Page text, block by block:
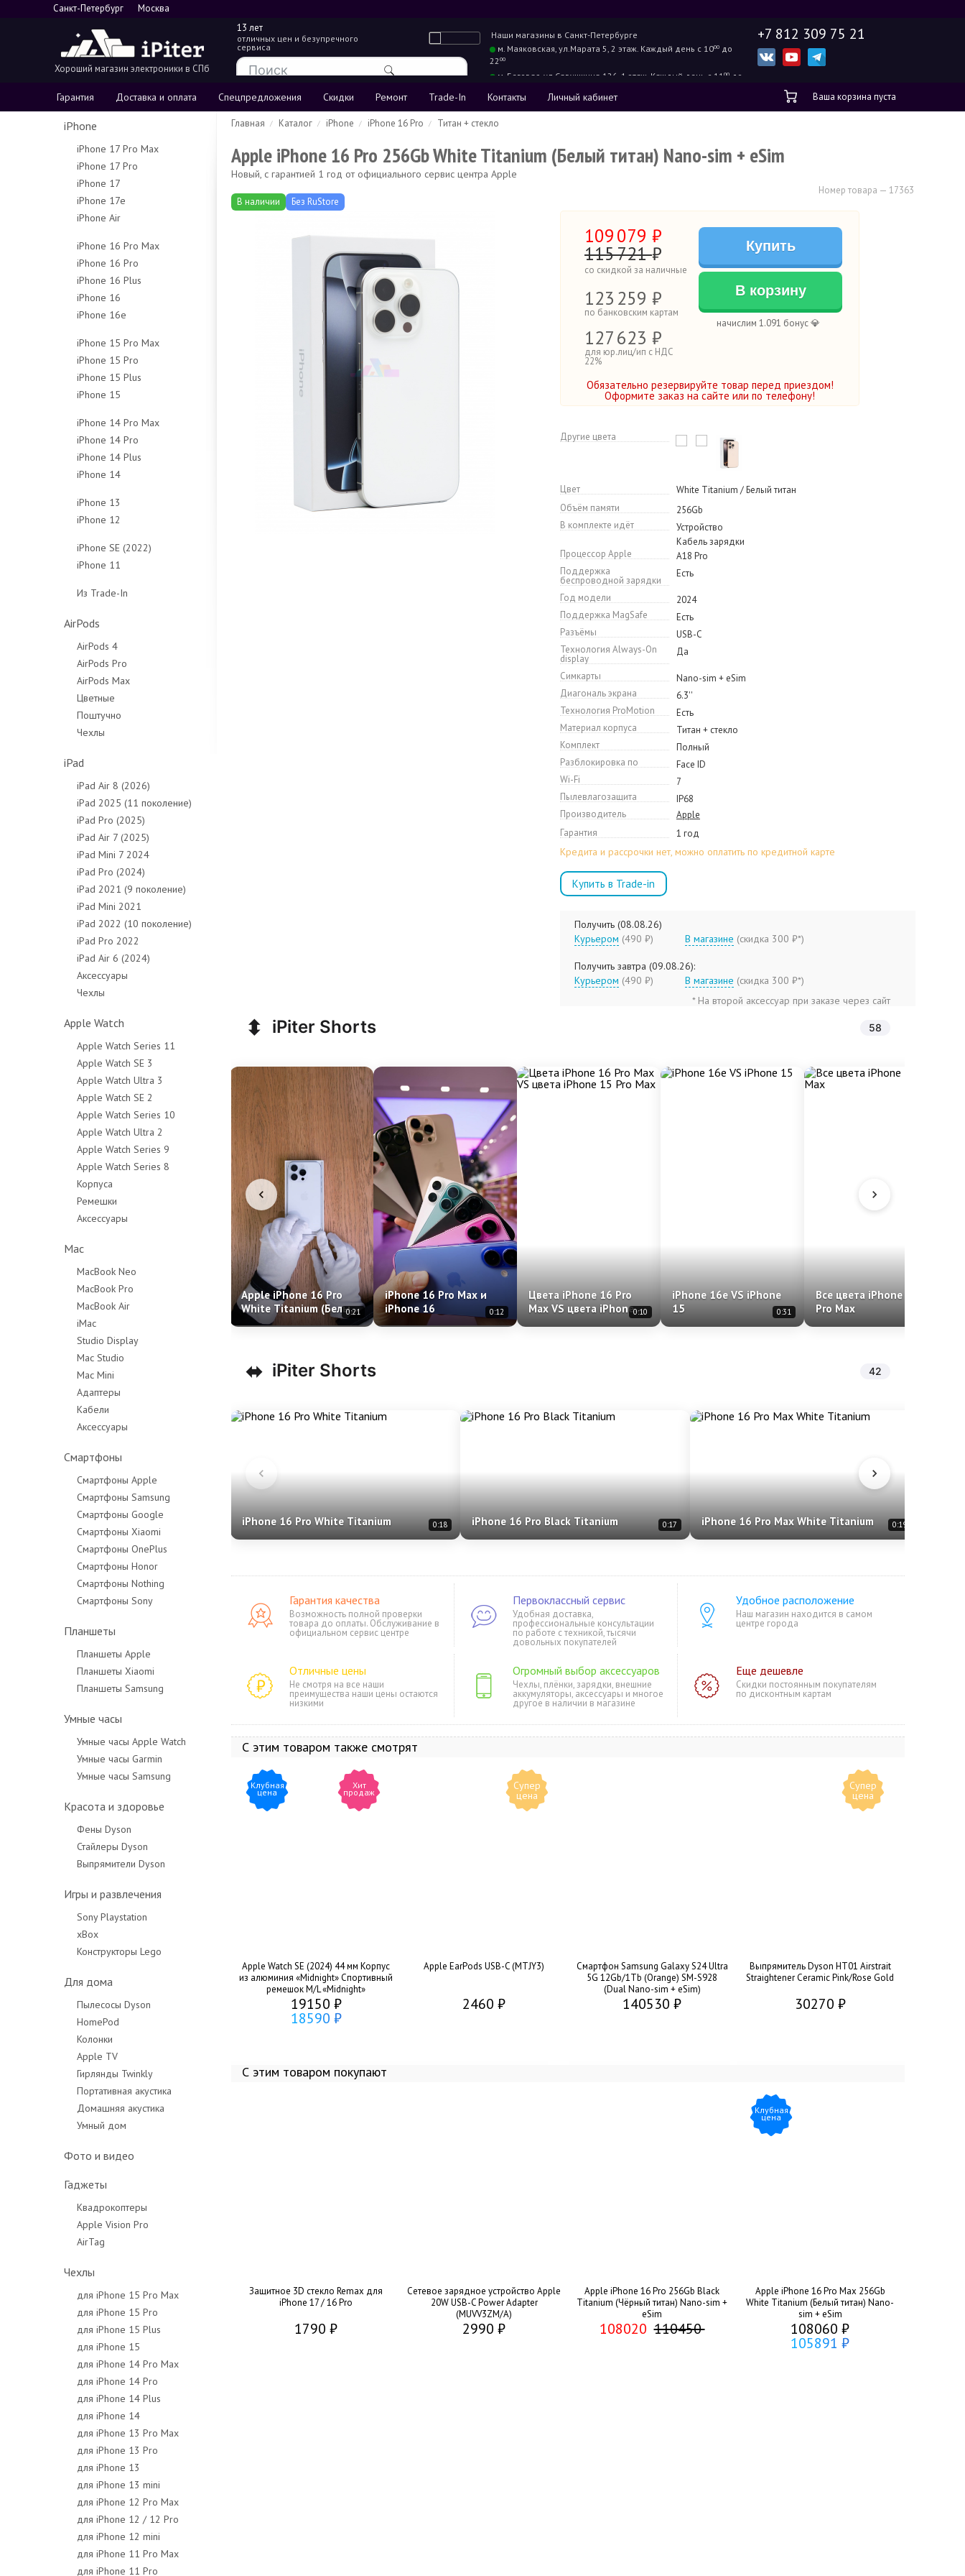
Санкт-Петербург Москва
Хороший магазин электроники в СПб
+7 812 309 75 21
Наши магазины в Санкт-Петербурге
м. Маяковская, ул.Марата 5, 2 этаж. Каждый день с 1000 до
2200
м. Беговая, ул.Савушкина 126, 1 этаж. Каждый день с 11 00 до
13 лет
отличных цен и безупречного
сервиса
Гарантия Доставка и оплата Спецпредложения Скидки Ремонт Trade-In Контакты Личный кабинет Ваша корзина пуста
iPhone
iPhone 17 Pro Max
256Gb
512Gb
1Tb
2Tb
iPhone 17 Pro
256Gb
512Gb
1Tb
iPhone 17
256Gb
512Gb
iPhone 17e
256Gb
iPhone Air
iPhone 16 Pro Max
256Gb
512Gb
1Tb
Чехлы
iPhone 16 Pro
128Gb
256Gb
512Gb
Чехлы
iPhone 16 Plus
128Gb
256Gb
Чехлы
iPhone 16
128Gb
Чехлы
iPhone 16e
Чехлы
iPhone 15 Pro Max
256Gb
512Gb
1Tb
Чехлы
iPhone 15 Pro
128Gb
256Gb
Чехлы
iPhone 15 Plus
128Gb
Чехлы
iPhone 15
Чехлы
iPhone 14 Pro Max
128Gb
256Gb
512Gb
Чехлы
iPhone 14 Pro
128Gb
256Gb
iPhone 14 Plus
128Gb
iPhone 14
Чехлы
iPhone 13
128Gb
iPhone 12
Чехлы
iPhone SE (2022)
64Gb
Чехлы
Защитные стёкла
iPhone 11
Чехлы
Из Trade-In
AirPods
AirPods 4
AirPods Pro
AirPods Max
Цветные
Поштучно
Чехлы
iPad
iPad Air 8 (2026)
iPad 2025 (11 поколение)
iPad Pro (2025)
iPad Air 7 (2025)
iPad Mini 7 2024
iPad Pro (2024)
iPad 2021 (9 поколение)
iPad Mini 2021
iPad 2022 (10 поколение)
iPad Pro 2022
iPad Air 6 (2024)
Аксессуары
Чехлы
Apple Watch
Apple Watch Series 11
Apple Watch SE 3
Apple Watch Ultra 3
Apple Watch SE 2
Apple Watch Series 10
Apple Watch Ultra 2
Apple Watch Series 9
Apple Watch Series 8
Корпуса
Ремешки
Аксессуары
Mac
MacBook Neo
MacBook Pro
MacBook Pro 14"
MacBook Pro 16"
MacBook Air
iMac
Studio Display
Mac Studio
Mac Mini
Адаптеры
Кабели
Аксессуары
Смартфоны
Смартфоны Apple
Смартфоны Samsung
Смартфоны Google
Смартфоны Xiaomi
Смартфоны OnePlus
Смартфоны Honor
Смартфоны Nothing
Смартфоны Sony
Планшеты
Планшеты Apple
Планшеты Xiaomi
Планшеты Samsung
Умные часы
Умные часы Apple Watch
Умные часы Garmin
Умные часы Samsung
Красота и здоровье
Фены Dyson
Стайлеры Dyson
Выпрямители Dyson
Игры и развлечения
Sony Playstation
xBox
Конструкторы Lego
Для дома
Пылесосы Dyson
HomePod
Колонки
Apple TV
Гирлянды Twinkly
Портативная акустика
Домашняя акустика
Умный дом
Фото и видео
Гаджеты
Квадрокоптеры
Apple Vision Pro
AirTag
Чехлы
для iPhone 15 Pro Max
для iPhone 15 Pro
для iPhone 15 Plus
для iPhone 15
для iPhone 14 Pro Max
для iPhone 14 Pro
для iPhone 14 Plus
для iPhone 14
для iPhone 13 Pro Max
для iPhone 13 Pro
для iPhone 13
для iPhone 13 mini
для iPhone 12 Pro Max
для iPhone 12 / 12 Pro
для iPhone 12 mini
для iPhone 11 Pro Max
для iPhone 11 Pro
Главная Каталог iPhone iPhone 16 Pro Титан + стекло
Apple iPhone 16 Pro 256Gb White Titanium (Белый титан) Nano-sim + eSim
Новый, с гарантией 1 год от официального сервис центра Apple
В наличии Без RuStore
Номер товара — 17363
109079 ₽
115721₽
со скидкой за наличные
123 259 ₽
по банковским картам
127623 ₽
для юр.лиц/ип с НДС
22%
Купить
В корзину
начислим 1.091 бонус 💎
Обязательно резервируйте товар перед приездом!
Оформите заказ на сайте или по телефону!
Другие цвета
Цвет
White Titanium / Белый титан
Объём памяти
256Gb
В комплекте идёт
Устройство
Кабель зарядки
Процессор Apple
A18 Pro
Поддержка
беспроводной зарядки
Есть
Год модели
2024
Поддержка MagSafe
Есть
Разъёмы
USB-C
Технология Always-On
display
Да
Симкарты
Nano-sim + eSim
Диагональ экрана
6.3''
Технология ProMotion
Есть
Материал корпуса
Титан + стекло
Комплект
Полный
Разблокировка по
Face ID
Wi-Fi
7
Пылевлагозащита
IP68
Производитель
Apple
Гарантия
1 год
Кредита и рассрочки нет, можно оплатить по кредитной карте
Купить в Trade-in
Получить (08.08.26)
Курьером (490 ₽) В магазине (скидка 300 ₽*)
Получить завтра (09.08.26):
Курьером (490 ₽) В магазине (скидка 300 ₽*)
* На второй аксессуар при заказе через сайт
⬍ iPiter Shorts 58
Apple iPhone 16 Pro
White Titanium (Белый
титан)
0:21
iPhone 16 Pro Max и
iPhone 16
0:12
Цвета iPhone 16 Pro
Max VS цвета iPhone0:10
iPhone 16e VS iPhone
15
0:31
Все цвета iPhone 16
Pro Max
⬌ iPiter Shorts 42
iPhone 16 Pro White Titanium 0:18 iPhone 16 Pro Black Titanium 0:17 iPhone 16 Pro Max White Titanium 0:19
Гарантия качества
Возможность полной проверки
товара до оплаты. Обслуживание в
официальном сервис центре
Первоклассный сервис
Удобная доставка,
профессиональные консультации
по работе с техникой, тысячи
довольных покупателей
Удобное расположение
Наш магазин находится в самом
центре города
Отличные цены
Не смотря на все наши
преимущества наши цены остаются
низкими
Огромный выбор аксессуаров
Чехлы, плёнки, зарядки, внешние
аккумуляторы, аксессуары и многое
другое в наличии в магазине
Еще дешевле
Скидки постоянным покупателям
по дисконтным картам
С этим товаром также смотрят
Хит
продаж
Клубная
цена
Apple Watch SE (2024) 44 мм Корпус
из алюминия «Midnight» Спортивный
ремешок M/L «Midnight»
19150 ₽
18590 ₽
Супер
цена
Apple EarPods USB-C (MTJY3)
2460 ₽
Смартфон Samsung Galaxy S24 Ultra
5G 12Gb/1Tb (Orange) SM-S928
(Dual Nano-sim + eSim)
140530 ₽
Супер
цена
Выпрямитель Dyson HT01 Airstrait
Straightener Ceramic Pink/Rose Gold
30270 ₽
С этим товаром покупают
Защитное 3D стекло Remax для
iPhone 17 / 16 Pro
1790 ₽
Сетевое зарядное устройство Apple
20W USB-C Power Adapter
(MUVV3ZM/A)
2990 ₽
Apple iPhone 16 Pro 256Gb Black
Titanium (Чёрный титан) Nano-sim +
eSim
108020 110450
Клубная
цена
Apple iPhone 16 Pro Max 256Gb
White Titanium (Белый титан) Nano-
sim + eSim
108060 ₽
105891 ₽